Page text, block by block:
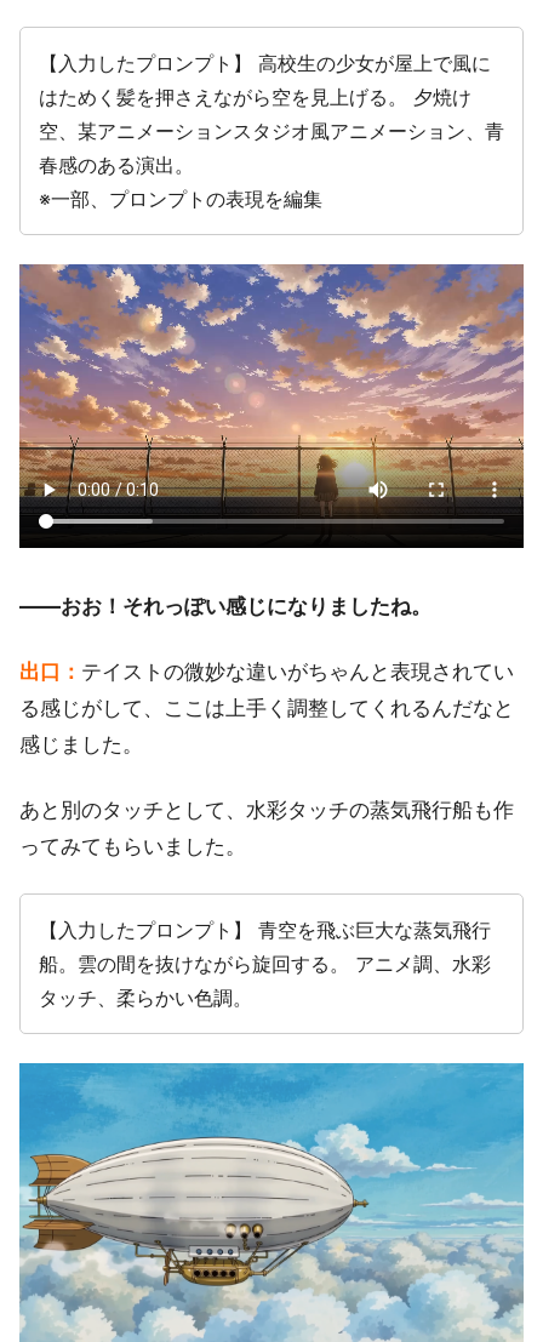
【入力したプロンプト】 高校生の少女が屋上で風に
はためく髪を押さえながら空を見上げる。 夕焼け
空、某アニメーションスタジオ風アニメーション、青
春感のある演出。
※一部、プロンプトの表現を編集
――おお！それっぽい感じになりましたね。
出口： テイストの微妙な違いがちゃんと表現されてい
る感じがして、ここは上手く調整してくれるんだなと
感じました。
あと別のタッチとして、水彩タッチの蒸気飛行船も作
ってみてもらいました。
【入力したプロンプト】 青空を飛ぶ巨大な蒸気飛行
船。雲の間を抜けながら旋回する。 アニメ調、水彩
タッチ、柔らかい色調。